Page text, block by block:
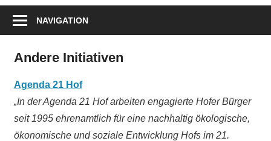
NAVIGATION
Andere Initiativen
Agenda 21 Hof
„In der Agenda 21 Hof arbeiten engagierte Hofer Bürger
seit 1995 ehrenamtlich für eine nachhaltig ökologische,
ökonomische und soziale Entwicklung Hofs im 21.